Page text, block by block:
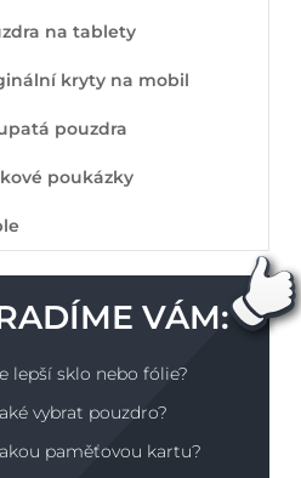
na tablety
kryty na mobil
pouzdra
poukázky
VÁM:
lepší sklo nebo fólie?
vybrat pouzdro?
paměťovou kartu?